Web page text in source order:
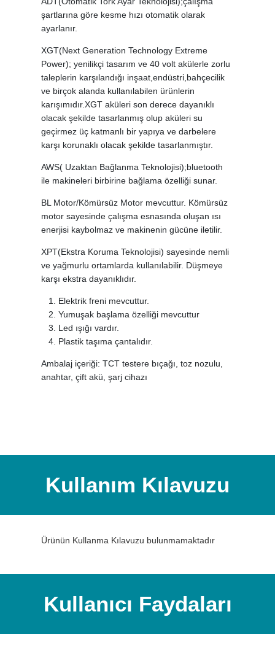
şartlarına göre kesme hızı otomatik olarak
ayarlanır.
XGT(Next Generation Technology Extreme
Power); yenilikçi tasarım ve 40 volt akülerle zorlu
taleplerin karşılandığı inşaat,endüstri,bahçecilik
ve birçok alanda kullanılabilen ürünlerin
karışımıdır.XGT aküleri son derece dayanıklı
olacak şekilde tasarlanmış olup aküleri su
geçirmez üç katmanlı bir yapıya ve darbelere
karşı korunaklı olacak şekilde tasarlanmıştır.
AWS( Uzaktan Bağlanma Teknolojisi);bluetooth
ile makineleri birbirine bağlama özelliği sunar.
BL Motor/Kömürsüz Motor mevcuttur. Kömürsüz
motor sayesinde çalışma esnasında oluşan ısı
enerjisi kaybolmaz ve makinenin gücüne iletilir.
XPT(Ekstra Koruma Teknolojisi) sayesinde nemli
ve yağmurlu ortamlarda kullanılabilir. Düşmeye
karşı ekstra dayanıklıdır.
Elektrik freni mevcuttur.
Yumuşak başlama özelliği mevcuttur
Led ışığı vardır.
Plastik taşıma çantalıdır.
Ambalaj içeriği: TCT testere bıçağı, toz nozulu,
anahtar, çift akü, şarj cihazı
Kullanım Kılavuzu
Ürünün Kullanma Kılavuzu bulunmamaktadır
Kullanıcı Faydaları